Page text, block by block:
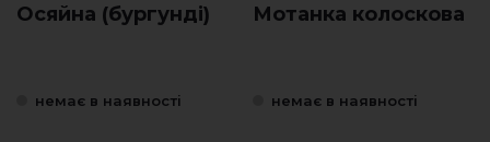
Осяйна (бургунді)
немає в наявності
Мотанка колоскова
немає в наявності